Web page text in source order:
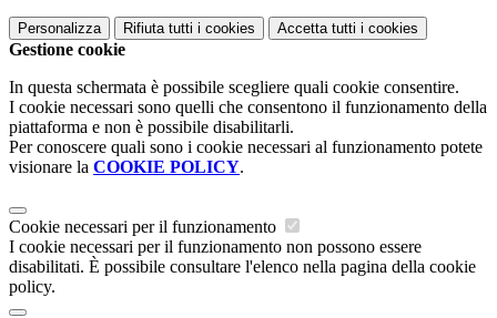
Personalizza Rifiuta tutti i cookies Accetta tutti i cookies
Gestione cookie
In questa schermata è possibile scegliere quali cookie consentire.
I cookie necessari sono quelli che consentono il funzionamento della
piattaforma e non è possibile disabilitarli.
Per conoscere quali sono i cookie necessari al funzionamento potete
visionare la COOKIE POLICY.
Cookie necessari per il funzionamento
I cookie necessari per il funzionamento non possono essere
disabilitati. È possibile consultare l'elenco nella pagina della cookie
policy.